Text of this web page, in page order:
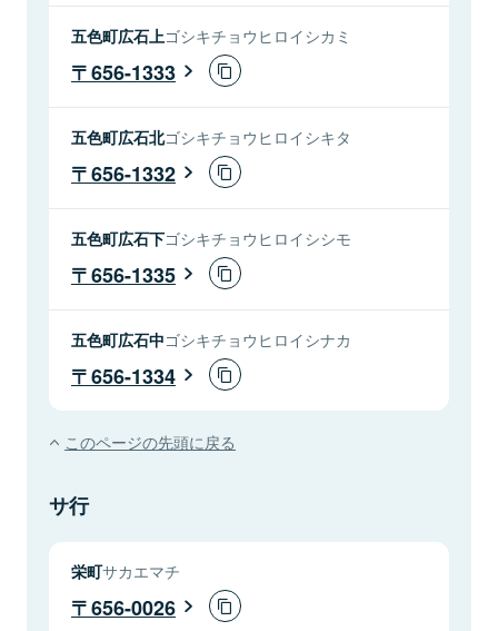
五色町広石上ゴシキチョウヒロイシカミ
656-1333
五色町広石北ゴシキチョウヒロイシキタ
656-1332
五色町広石下ゴシキチョウヒロイシシモ
656-1335
五色町広石中ゴシキチョウヒロイシナカ
656-1334
このページの先頭に戻る
サ行
栄町サカエマチ
656-0026